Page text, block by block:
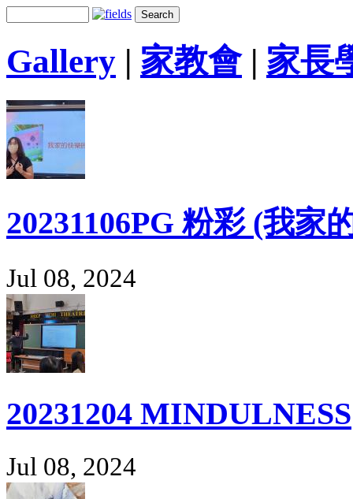
Gallery | 家教會| 家長
20231106PG 粉彩 (我家
Jul 08, 2024
20231204 MINDULNESS
Jul 08, 2024